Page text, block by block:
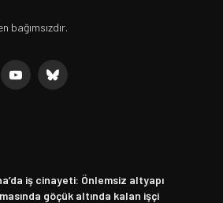
bağımsızdır.
YouTubeBluesky
iş cinayeti: Önlemsiz altyapı
göçük altında kalan işçi